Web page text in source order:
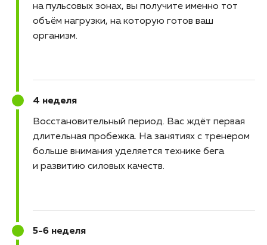
на пульсовых зонах, вы получите именно тот
объём нагрузки, на которую готов ваш
организм.
4 неделя
Восстановительный период
Вас ждёт первая
длительная пробежка. На занятиях с тренером
больше внимания уделяется технике бега
и развитию силовых качеств.
5-6 неделя